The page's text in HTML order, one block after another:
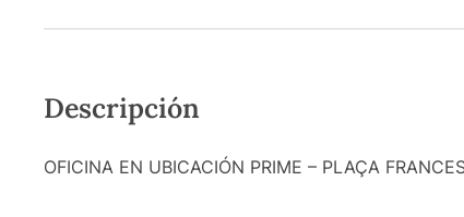
Descripción
OFICINA EN UBICACIÓN PRIME – PLAÇA